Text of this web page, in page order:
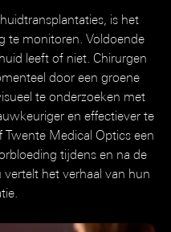
is het
te monitoren. Voldoende
leeft of niet. Chirurgen
door een groene
te onderzoeken met
en effectiever te
Medical Optics een
tijdens en na de
vertelt het verhaal van hun